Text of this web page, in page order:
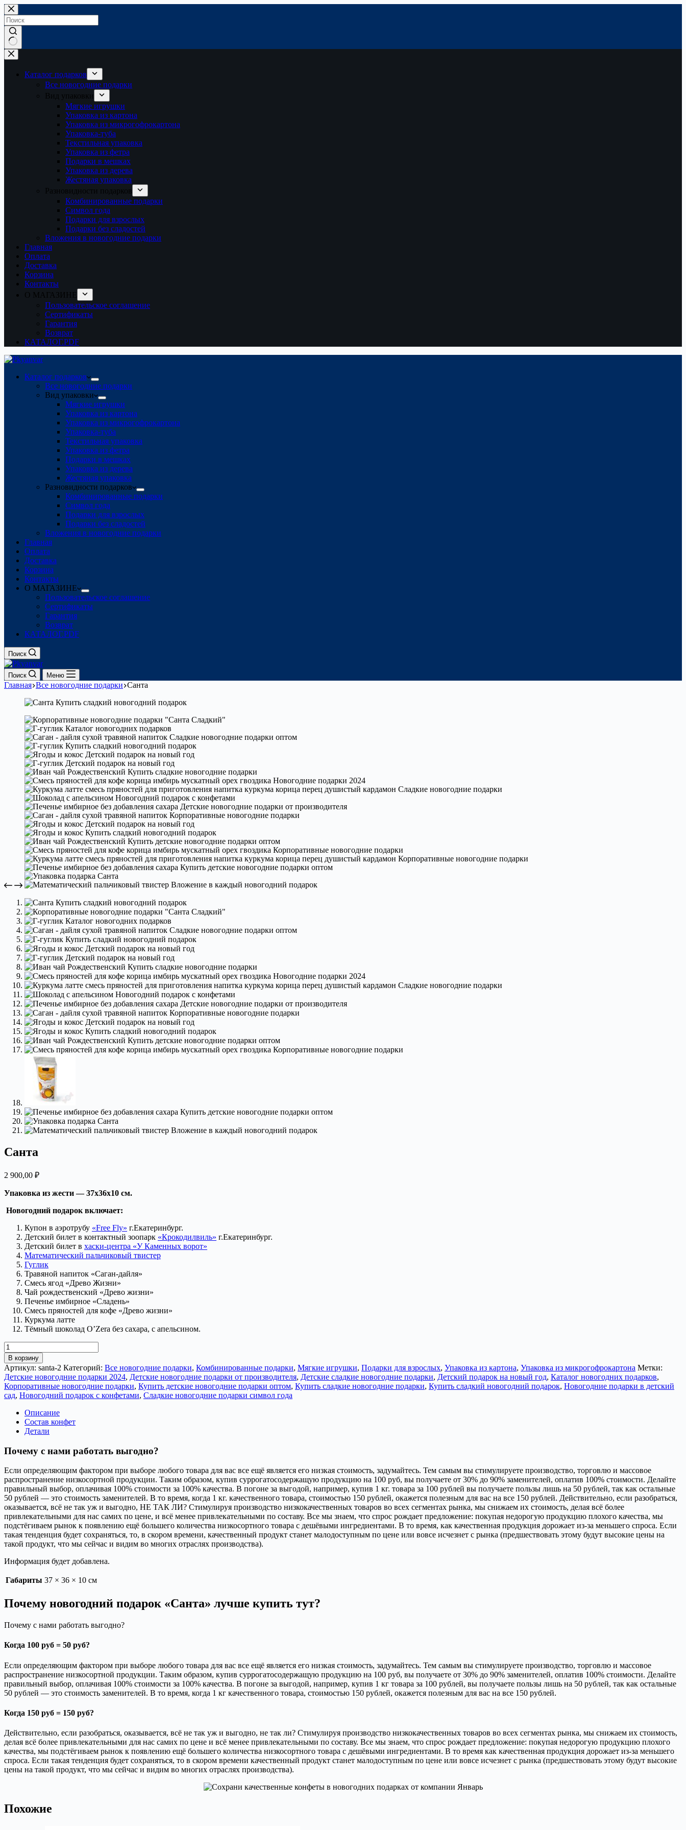
Перейти
к
сути
Ничего
не
найденоКаталог подарков
Все новогодние подарки
Вид упаковки
Мягкие игрушки
Упаковка из картона
Упаковка из микрогофрокартона
Упаковка-туба
Текстильная упаковка
Упаковка из фетра
Подарки в мешках
Упаковка из дерева
Жестяная упаковка
Разновидности подарков
Комбинированные подарки
Символ года
Подарки для взрослых
Подарки без сладостей
Вложения в новогодние подарки
Главная
Оплата
Доставка
Корзина
Контакты
О МАГАЗИНЕ
Пользовательское соглашение
Сертификаты
Гарантия
Возврат
КАТАЛОГ.PDF
Каталог подарков
Все новогодние подарки
Вид упаковки
Мягкие игрушки
Упаковка из картона
Упаковка из микрогофрокартона
Упаковка-туба
Текстильная упаковка
Упаковка из фетра
Подарки в мешках
Упаковка из дерева
Жестяная упаковка
Разновидности подарков
Комбинированные подарки
Символ года
Подарки для взрослых
Подарки без сладостей
Вложения в новогодние подарки
Главная
Оплата
Доставка
Корзина
Контакты
О МАГАЗИНЕ
Пользовательское соглашение
Сертификаты
Гарантия
Возврат
КАТАЛОГ.PDF
Поиск
Поиск Меню
Главная Все новогодние подарки Санта
Санта
2 900,00 ₽
Упаковка из жести — 37х36х10 см.
Новогодний подарок включает:
Купон в аэротрубу «Free Fly» г.Екатеринбург.
Детский билет в контактный зоопарк «Крокодилвиль» г.Екатеринбург.
Детский билет в хаски-центра «У Каменных ворот»
Математический пальчиковый твистер
Гуглик
Травяной напиток «Саган-дайля»
Смесь ягод «Древо Жизни»
Чай рождественский «Древо жизни»
Печенье имбирное «Сладень»
Смесь пряностей для кофе «Древо жизни»
Куркума латте
Тёмный шоколад O’Zera без сахара, с апельсином.
Количество
товара
Санта
В корзину
Артикул: santa-2 Категорий: Все новогодние подарки, Комбинированные подарки, Мягкие игрушки, Подарки для взрослых, Упаковка из картона, Упаковка из микрогофрокартона Метки:
Детские новогодние подарки 2024, Детские новогодние подарки от производителя, Детские сладкие новогодние подарки, Детский подарок на новый год, Каталог новогодних подарков,
Корпоративные новогодние подарки, Купить детские новогодние подарки оптом, Купить сладкие новогодние подарки, Купить сладкий новогодний подарок, Новогодние подарки в детский
сад, Новогодний подарок с конфетами, Сладкие новогодние подарки символ года
Описание
Состав конфет
Детали
Почему с нами работать выгодно?
Если определяющим фактором при выборе любого товара для вас все ещё является его низкая стоимость, задумайтесь. Тем самым вы стимулируете производство, торговлю и массовое
распространение низкосортной продукции. Таким образом, купив суррогатосодержащую продукцию на 100 руб, вы получаете от 30% до 90% заменителей, оплатив 100% стоимости. Делайте
правильный выбор, оплачивая 100% стоимости за 100% качества. В погоне за выгодой, например, купив 1 кг. товара за 100 рублей вы получаете пользы лишь на 50 рублей, так как остальные
50 рублей — это стоимость заменителей. В то время, когда 1 кг. качественного товара, стоимостью 150 рублей, окажется полезным для вас на все 150 рублей. Действительно, если разобраться,
оказывается, всё не так уж и выгодно, НЕ ТАК ЛИ? Стимулируя производство низкокачественных товаров во всех сегментах рынка, мы снижаем их стоимость, делая всё более
привлекательными для нас самих по цене, и всё менее привлекательными по составу. Все мы знаем, что спрос рождает предложение: покупая недорогую продукцию плохого качества, мы
подстёгиваем рынок к появлению ещё большего количества низкосортного товара с дешёвыми ингредиентами. В то время, как качественная продукция дорожает из-за меньшего спроса. Если
такая тенденция будет сохраняться, то, в скором времени, качественный продукт станет малодоступным по цене или вовсе исчезнет с рынка (предшествовать этому будут высокие цены на
такой продукт, что мы сейчас и видим во многих отраслях производства).
Информация будет добавлена.
Габариты 37 × 36 × 10 см
Почему новогодний подарок «Санта» лучше купить тут?
Почему с нами работать выгодно?
Когда 100 руб = 50 руб?
Если определяющим фактором при выборе любого товара для вас все ещё является его низкая стоимость, задумайтесь. Тем самым вы стимулируете производство, торговлю и массовое
распространение низкосортной продукции. Таким образом, купив суррогатосодержащую продукцию на 100 руб, вы получаете от 30% до 90% заменителей, оплатив 100% стоимости. Делайте
правильный выбор, оплачивая 100% стоимости за 100% качества. В погоне за выгодой, например, купив 1 кг товара за 100 рублей, вы получаете пользы лишь на 50 рублей, так как остальные
50 рублей — это стоимость заменителей. В то время, когда 1 кг качественного товара, стоимостью 150 рублей, окажется полезным для вас на все 150 рублей.
Когда 150 руб = 150 руб?
Действительно, если разобраться, оказывается, всё не так уж и выгодно, не так ли? Стимулируя производство низкокачественных товаров во всех сегментах рынка, мы снижаем их стоимость,
делая всё более привлекательными для нас самих по цене и всё менее привлекательными по составу. Все мы знаем, что спрос рождает предложение: покупая недорогую продукцию плохого
качества, мы подстёгиваем рынок к появлению ещё большего количества низкосортного товара с дешёвыми ингредиентами. В то время как качественная продукция дорожает из-за меньшего
спроса. Если такая тенденция будет сохраняться, то в скором времени качественный продукт станет малодоступным по цене или вовсе исчезнет с рынка (предшествовать этому будут высокие
цены на такой продукт, что мы сейчас и видим во многих отраслях производства).
Похожие